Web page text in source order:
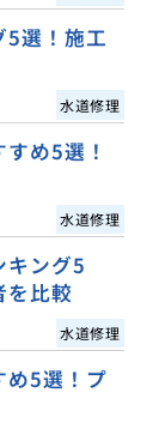
5選！施工
水道修理
め5選！
水道修理
キング5
を比較
水道修理
め5選！プ